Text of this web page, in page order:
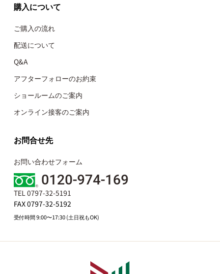
購入について
ご購入の流れ
配送について
Q&A
アフターフォローのお約束
ショールームのご案内
オンライン接客のご案内
お問合せ先
お問い合わせフォーム
0120-974-169
TEL 0797-32-5191
FAX 0797-32-5192
受付時間 9:00〜17:30 (土日祝もOK)